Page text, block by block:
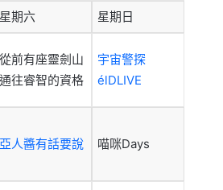
星期六 星期日
從前有座靈劍山
通往睿智的資格
宇宙警探
élDLIVE
亞人醬有話要說 喵咪Days